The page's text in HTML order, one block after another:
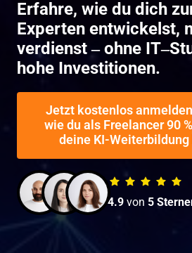
Erfahre, wie du dich
Experten entwickelst,
verdienst ‒ ohne IT‒
hohe Investitionen.
Jetzt kostenlos
wie du als Freelancer 90
deine KI-
4.9 von 5